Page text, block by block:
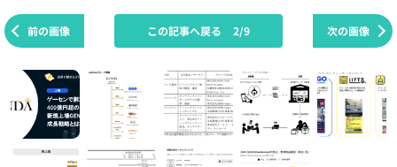
前の画像 次の画像
この記事へ戻る 2/9